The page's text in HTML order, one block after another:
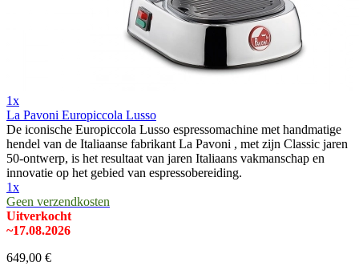
1x
La Pavoni Europiccola Lusso
De iconische Europiccola Lusso espressomachine met handmatige
hendel van de Italiaanse fabrikant La Pavoni , met zijn Classic jaren
50-ontwerp, is het resultaat van jaren Italiaans vakmanschap en
innovatie op het gebied van espressobereiding.
1x
Geen verzendkosten
Uitverkocht
~17.08.2026
649,00 €